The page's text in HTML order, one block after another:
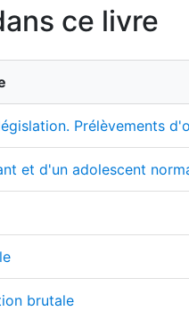
ce livre
Prélèvements
et d'un adolescent
brutale